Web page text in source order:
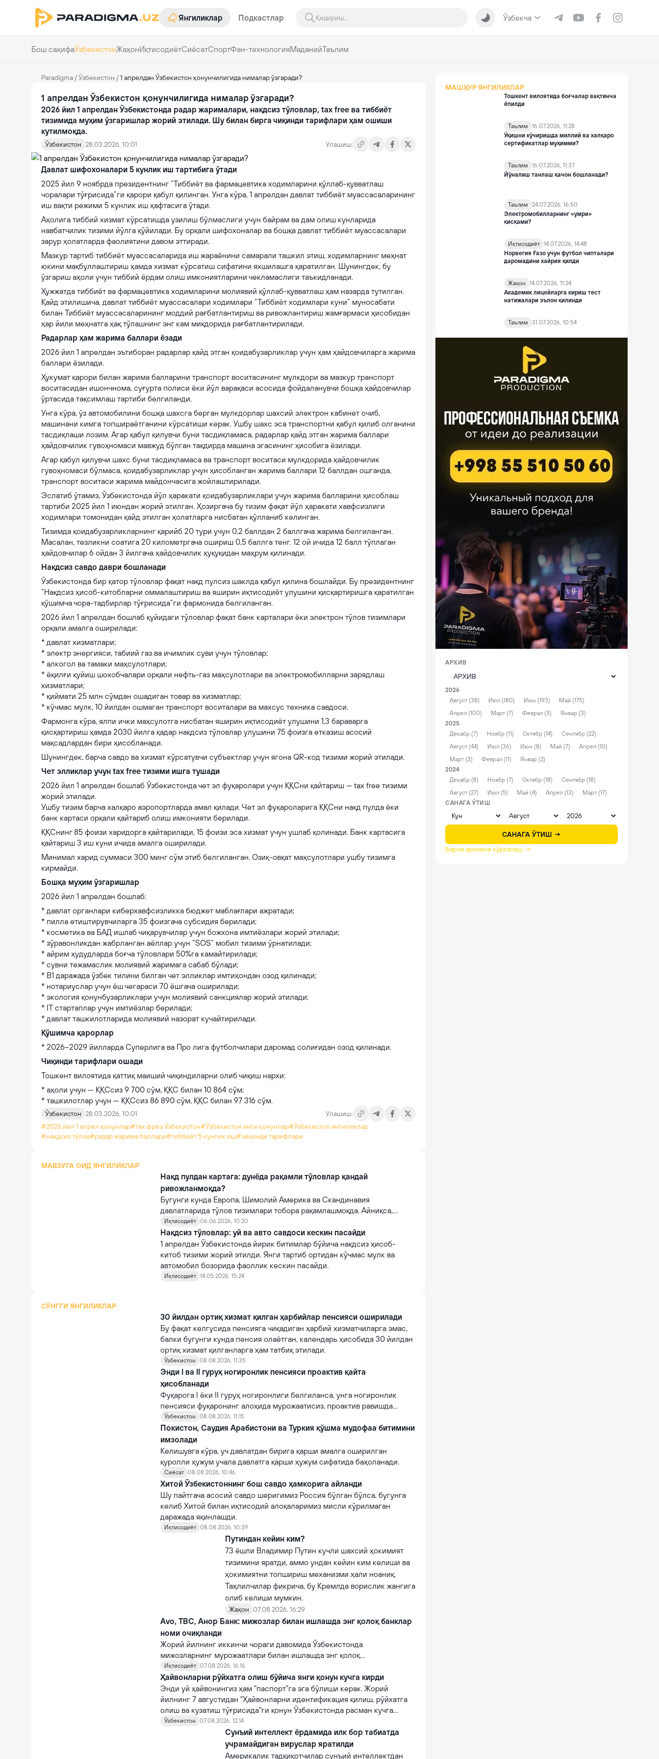
Янгиликлар Подкастлар Ўзбекча
Бош саҳифаЎзбекистонЖаҳонИқтисодиётСиёсатСпортФан-технологияМаданийТаълим
Paradigma /Ўзбекистон /1 апрелдан Ўзбекистон қонунчилигида нималар ўзгаради?
1 апрелдан Ўзбекистон қонунчилигида нималар ўзгаради?
2026 йил 1 апрелдан Ўзбекистонда радар жарималари, нақдсиз тўловлар, tax free ва тиббиёт
тизимида муҳим ўзгаришлар жорий этилади. Шу билан бирга чиқинди тарифлари ҳам ошиши
кутилмоқда.
Ўзбекистон 28.03.2026, 10:01 Улашиш:
Давлат шифохоналари 5 кунлик иш тартибига ўтади
2025 йил 9 ноябрда президентнинг “Тиббиёт ва фармацевтика ходимларини қўллаб-қувватлаш
чоралари тўғрисида”ги қарори қабул қилинган. Унга кўра, 1 апрелдан давлат тиббиёт муассасаларининг
иш вақти режими 5 кунлик иш ҳафтасига ўтади.
Аҳолига тиббий хизмат кўрсатишда узилиш бўлмаслиги учун байрам ва дам олиш кунларида
навбатчилик тизими йўлга қўйилади. Бу орқали шифохоналар ва бошқа давлат тиббиёт муассасалари
зарур ҳолатларда фаолиятини давом эттиради.
Мазкур тартиб тиббиёт муассасаларида иш жараёнини самарали ташкил этиш, ходимларнинг меҳнат
юкини мақбуллаштириш ҳамда хизмат кўрсатиш сифатини яхшилашга қаратилган. Шунингдек, бу
ўзгариш аҳоли учун тиббий ёрдам олиш имкониятларини чекламаслиги таъкидланади.
Ҳужжатда тиббиёт ва фармацевтика ходимларини молиявий қўллаб-қувватлаш ҳам назарда тутилган.
Қайд этилишича, давлат тиббиёт муассасалари ходимлари “Тиббиёт ходимлари куни” муносабати
билан Тиббиёт муассасаларининг моддий рағбатлантириш ва ривожлантириш жамғармаси ҳисобидан
ҳар йили меҳнатга ҳақ тўлашнинг энг кам миқдорида рағбатлантирилади.
Радарлар ҳам жарима баллари ёзади
2026 йил 1 апрелдан эътиборан радарлар қайд этган қоидабузарликлар учун ҳам ҳайдовчиларга жарима
баллари ёзилади.
Ҳукумат қарори билан жарима балларини транспорт воситасининг мулкдори ва мазкур транспорт
воситасидан ишончнома, суғурта полиси ёки йўл варақаси асосида фойдаланувчи бошқа ҳайдовчилар
ўртасида тақсимлаш тартиби белгиланди.
Унга кўра, ўз автомобилини бошқа шахсга берган мулкдорлар шахсий электрон кабинет очиб,
машинани кимга топшираётганини кўрсатиши керак. Ушбу шахс эса транспортни қабул қилиб олганини
тасдиқлаши лозим. Агар қабул қилувчи буни тасдиқламаса, радарлар қайд этган жарима баллари
ҳайдовчилик гувоҳномаси мавжуд бўлган тақдирда машина эгасининг ҳисобига ёзилади.
Агар қабул қилувчи шахс буни тасдиқламаса ва транспорт воситаси мулкдорида ҳайдовчилик
гувоҳномаси бўлмаса, қоидабузарликлар учун ҳисобланган жарима баллари 12 баллдан ошганда,
транспорт воситаси жарима майдончасига жойлаштирилади.
Эслатиб ўтамиз, Ўзбекистонда йўл ҳаракати қоидабузарликлари учун жарима балларини ҳисоблаш
тартиби 2025 йил 1 июндан жорий этилган. Ҳозиргача бу тизим фақат йўл ҳаракати хавфсизлиги
ходимлари томонидан қайд этилган ҳолатларга нисбатан қўлланиб келинган.
Тизимда қоидабузарликларнинг қарийб 20 тури учун 0,2 баллдан 2 баллгача жарима белгиланган.
Масалан, тезликни соатига 20 километргача ошириш 0,5 баллга тенг. 12 ой ичида 12 балл тўплаган
ҳайдовчилар 6 ойдан 3 йилгача ҳайдовчилик ҳуқуқидан маҳрум қилинади.
Нақдсиз савдо даври бошланади
Ўзбекистонда бир қатор тўловлар фақат нақд пулсиз шаклда қабул қилина бошлайди. Бу президентнинг
“Нақдсиз ҳисоб-китобларни оммалаштириш ва яширин иқтисодиёт улушини қисқартиришга қаратилган
қўшимча чора-тадбирлар тўғрисида”ги фармонида белгиланган.
2026 йил 1 апрелдан бошлаб қуйидаги тўловлар фақат банк карталари ёки электрон тўлов тизимлари
орқали амалга оширилади:
* давлат хизматлари;
* электр энергияси, табиий газ ва ичимлик суви учун тўловлар;
* алкогол ва тамаки маҳсулотлари;
* ёқилғи қуйиш шохобчалари орқали нефть-газ маҳсулотлари ва электромобилларни зарядлаш
хизматлари;
* қиймати 25 млн сўмдан ошадиган товар ва хизматлар;
* кўчмас мулк, 10 йилдан ошмаган транспорт воситалари ва махсус техника савдоси.
Фармонга кўра, ялпи ички маҳсулотга нисбатан яширин иқтисодиёт улушини 1,3 бараварга
қисқартириш ҳамда 2030 йилга қадар нақдсиз тўловлар улушини 75 фоизга етказиш асосий
мақсадлардан бири ҳисобланади.
Шунингдек, барча савдо ва хизмат кўрсатувчи субъектлар учун ягона QR-код тизими жорий этилади.
Чет элликлар учун tax free тизими ишга тушади
2026 йил 1 апрелдан бошлаб Ўзбекистонда чет эл фуқаролари учун ҚҚСни қайтариш — tax free тизими
жорий этилади.
Ушбу тизим барча халқаро аэропортларда амал қилади. Чет эл фуқароларига ҚҚСни нақд пулда ёки
банк картаси орқали қайтариб олиш имконияти берилади.
ҚҚСнинг 85 фоизи харидорга қайтарилади, 15 фоизи эса хизмат учун ушлаб қолинади. Банк картасига
қайтариш 3 иш куни ичида амалга оширилади.
Минимал харид суммаси 300 минг сўм этиб белгиланган. Озиқ-овқат маҳсулотлари ушбу тизимга
кирмайди.
Бошқа муҳим ўзгаришлар
2026 йил 1 апрелдан бошлаб:
* давлат органлари киберхавфсизликка бюджет маблағлари ажратади;
* пилла етиштирувчиларга 35 фоизгача субсидия берилади;
* косметика ва БАД ишлаб чиқарувчилар учун божхона имтиёзлари жорий этилади;
* зўравонликдан жабрланган аёллар учун “SOS” мобил тизими ўрнатилади;
* айрим ҳудудларда боғча тўловлари 50%га камайтирилади;
* сувни тежамаслик молиявий жаримага сабаб бўлади;
* В1 даражада ўзбек тилини билган чет элликлар имтиҳондан озод қилинади;
* нотариуслар учун ёш чегараси 70 ёшгача оширилади;
* экология қонунбузарликлари учун молиявий санкциялар жорий этилади;
* IT стартаплар учун имтиёзлар берилади;
* давлат ташкилотларида молиявий назорат кучайтирилади.
Қўшимча қарорлар
* 2026–2029 йилларда Суперлига ва Про лига футболчилари даромад солиғидан озод қилинади.
Чиқинди тарифлари ошади
Тошкент вилоятида қаттиқ маиший чиқиндиларни олиб чиқиш нархи:
* аҳоли учун — ҚҚСсиз 9 700 сўм, ҚҚС билан 10 864 сўм;
* ташкилотлар учун — ҚҚСсиз 86 890 сўм, ҚҚС билан 97 316 сўм.
Ўзбекистон 28.03.2026, 10:01
Улашиш:
#2026 йил 1 апрел қонунлар#тах фреэ Ўзбекистон#Ўзбекистон янги қонунлар#Ўзбекистон янгиликлар
#нақдсиз тўлов#радар жарима баллари#тиббиёт 5 кунлик иш#чиқинди тарифлари
МАВЗУГА ОИД ЯНГИЛИКЛАР
Нақд пулдан картага: дунёда рақамли тўловлар қандай
ривожланмоқда?
Бугунги кунда Европа, Шимолий Америка ва Скандинавия
давлатларида тўлов тизимлари тобора рақамлашмоқда. Айниқса,
ёқилғи қуйиш шохобчалари бу ўзгаришларнинг илк манзилларидан
бирига айланган.
Иқтисодиёт 06.06.2026, 10:20
Нақдсиз тўловлар: уй ва авто савдоси кескин пасайди
1 апрелдан Ўзбекистонда йирик битимлар бўйича нақдсиз ҳисоб-
китоб тизими жорий этилди. Янги тартиб ортидан кўчмас мулк ва
автомобил бозорида фаоллик кескин пасайди.
Иқтисодиёт 14.05.2026, 15:24
СЎНГГИ ЯНГИЛИКЛАР
30 йилдан ортиқ хизмат қилган ҳарбийлар пенсияси оширилади
Бу фақат келгусида пенсияга чиқадиган ҳарбий хизматчиларга эмас,
балки бугунги кунда пенсия олаётган, календарь ҳисобида 30 йилдан
ортиқ хизмат қилганларга ҳам татбиқ этилади.
Ўзбекистон 08.08.2026, 11:35
Энди I ва II гуруҳ ногиронлик пенсияси проактив қайта
ҳисобланади
Фуқарога I ёки II гуруҳ ногиронлиги белгиланса, унга ногиронлик
пенсияси фуқаронинг алоҳида мурожаатисиз, проактив равишда
тайинланади.
Ўзбекистон 08.08.2026, 11:15
Покистон, Саудия Арабистони ва Туркия қўшма мудофаа битимини
имзолади
Келишувга кўра, уч давлатдан бирига қарши амалга оширилган
қуролли ҳужум учала давлатга қарши ҳужум сифатида баҳоланади.
Сиёсат 08.08.2026, 10:46
Хитой Ўзбекистоннинг бош савдо ҳамкорига айланди
Шу пайтгача асосий савдо шеригимиз Россия бўлган бўлса, бугунга
келиб Хитой билан иқтисодий алоқаларимиз мисли кўрилмаган
даражада яқинлашди.
Иқтисодиёт 08.08.2026, 10:39
Путиндан кейин ким?
73 ёшли Владимир Путин кучли шахсий ҳокимият
тизимини яратди, аммо ундан кейин ким келиши ва
ҳокимиятни топшириш механизми ҳали ноаниқ.
Таҳлилчилар фикрича, бу Кремлда ворислик жангига
олиб келиши мумкин.
Жаҳон 07.08.2026, 16:29
Avo, TBC, Анор Банк: мижозлар билан ишлашда энг қолоқ банклар
номи очиқланди
Жорий йилнинг иккинчи чораги давомида Ўзбекистонда
мижозларнинг мурожаатлари билан ишлашда энг қолоқ
кўрсаткичларга эга 10 та тижорий банклар рўйхати очиқланган.
Иқтисодиёт 07.08.2026, 16:16
Ҳайвонларни рўйхатга олиш бўйича янги қонун кучга кирди
Энди уй ҳайвонингиз ҳам "паспорт"га эга бўлиши керак. Жорий
йилнинг 7 августидан "Ҳайвонларни идентификация қилиш, рўйхатга
олиш ва кузатиш тўғрисида"ги қонун Ўзбекистонда расман кучга
кирди.
Ўзбекистон 07.08.2026, 12:14
Сунъий интеллект ёрдамида илк бор табиатда
учрамайдиган вируслар яратилди
Америкалик тадқиқотчилар сунъий интеллектдан
МАШҲУР ЯНГИЛИКЛАР
Тошкент вилоятида боғчалар вақтинча
ёпилди
Таълим
16.07.2026, 11:28
Ўқишни кўчиришда миллий ва халқаро
сертификатлар муҳимми?
Таълим
16.07.2026, 11:37
Йўналиш танлаш қачон бошланади?
Таълим
24.07.2026, 16:50
Электромобилларнинг «умри»
қисқами?
Иқтисодиёт 14.07.2026, 14:48
Норвегия Ғазо учун футбол чипталари
даромадини хайрия қилди
Жаҳон
14.07.2026, 11:24
Академик лицейларга кириш тест
натижалари эълон қилинди
Таълим 31.07.2026, 10:54
АРХИВ
2026
Август (38)
Июл (180) Июн (193)
Май (175)
Апрел (100)
Март (7) Феврал (3)
Январ (3)
2025
Декабр (7)
Ноябр (11) Октябр (14)
Сентябр (22)
Август (44)
Июл (36) Июн (8) Май (7)
Апрел (10)
Март (3)
Феврал (11)
Январ (2)
2024
Декабр (8)
Ноябр (7) Октябр (18)
Сентябр (18)
Август (27)
Июл (5) Май (4) Апрел (13)
Март (17)
САНАГА ЎТИШ
САНАГА ЎТИШ →
Барча архивни кўрсатиш →